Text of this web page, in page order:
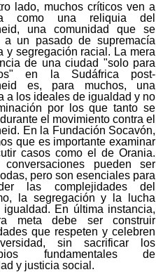
lado, muchos críticos ven a
como una reliquia del
una comunidad que se
a un pasado de supremacía
y segregación racial. La mera
de una ciudad "solo para
en la Sudáfrica post-
es, para muchos, una
a los ideales de igualdad y no
por los que tanto se
el movimiento contra el
En la Fundación Socavón,
que es importante examinar
casos como el de Orania.
conversaciones pueden ser
pero son esenciales para
las complejidades del
la segregación y la lucha
igualdad. En última instancia,
meta debe ser construir
que respeten y celebren
sin sacrificar los
fundamentales de
y justicia social.